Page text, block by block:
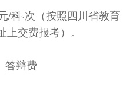
/科·次（按照四川省教育
交费报考）。
答辩费